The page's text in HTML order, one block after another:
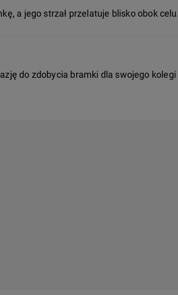
a jego strzał przelatuje blisko obok celu.
do zdobycia bramki dla swojego kolegi